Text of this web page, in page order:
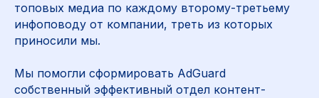
топовых медиа по каждому второму-третьему
инфоповоду от компании, треть из которых
приносили мы.
Мы помогли сформировать AdGuard
собственный эффективный отдел контент-